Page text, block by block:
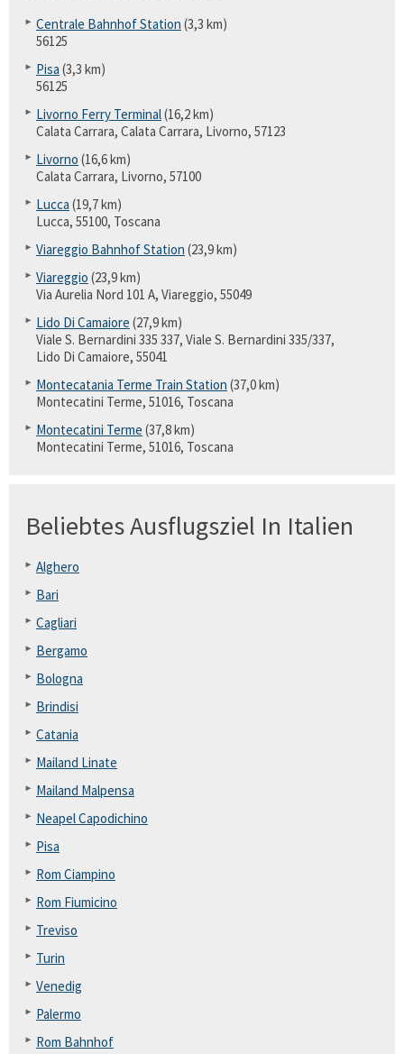
Centrale Bahnhof Station (3,3 km)
56125
Pisa (3,3 km)
56125
Livorno Ferry Terminal(16,2 km)
Calata Carrara, Calata Carrara, Livorno, 57123
Livorno (16,6 km)
Calata Carrara, Livorno, 57100
Lucca (19,7 km)
Lucca, 55100, Toscana
Viareggio Bahnhof Station (23,9 km)
Viareggio (23,9 km)
Via Aurelia Nord 101 A, Viareggio, 55049
Lido Di Camaiore (27,9 km)
Viale S. Bernardini 335 337, Viale S. Bernardini 335/337,
Lido Di Camaiore, 55041
Montecatania Terme Train Station (37,0 km)
Montecatini Terme, 51016, Toscana
Montecatini Terme (37,8 km)
Montecatini Terme, 51016, Toscana
Beliebtes Ausflugsziel In Italien
Alghero
Bari
Cagliari
Bergamo
Bologna
Brindisi
Catania
Mailand Linate
Mailand Malpensa
Neapel Capodichino
Pisa
Rom Ciampino
Rom Fiumicino
Treviso
Turin
Venedig
Palermo
Rom Bahnhof